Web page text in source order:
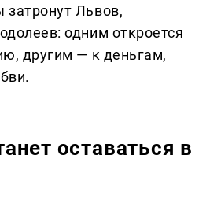
затронут Львов,
одним откроется
другим — к деньгам,
оставаться в